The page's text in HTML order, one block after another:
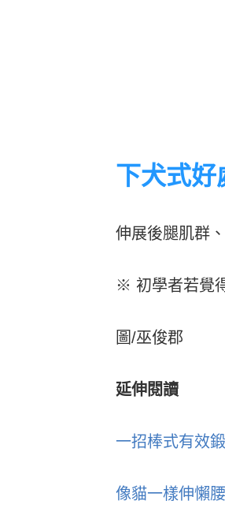
下犬式好
伸展後腿肌群
※ 初學者若覺
圖/巫俊郡
延伸閱讀
一招棒式有效
像貓一樣伸懶